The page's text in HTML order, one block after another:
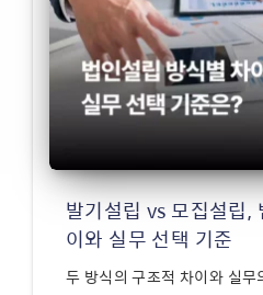
발기설립 vs 모집설립,
이와 실무 선택 기준
두 방식의 구조적 차이와 실무